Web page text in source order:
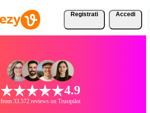
Registrati Accedi
4.9
from 33.572 reviews on Trustpilot